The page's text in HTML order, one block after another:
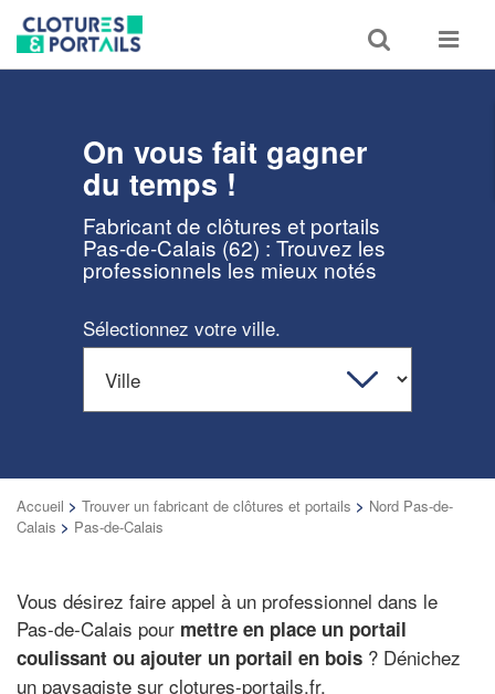
Toggle
search
Toggle
On vous fait gagner
du temps !
Fabricant de clôtures et portails
Pas-de-Calais (62) : Trouvez les
professionnels les mieux notés
Sélectionnez votre ville.
Accueil > Trouver un fabricant de clôtures et portails > Nord Pas-de-
Calais > Pas-de-Calais
Vous désirez faire appel à un professionnel dans le
Pas-de-Calais pour mettre en place un portail
coulissant ou ajouter un portail en bois ? Dénichez
un paysagiste sur clotures-portails.fr.